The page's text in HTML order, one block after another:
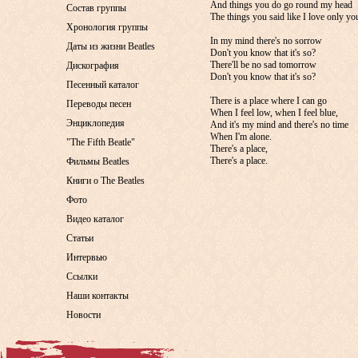
And things you do go round my head
The things you said like I love only
In my mind there's no sorrow
Don't you know that it's so?
There'll be no sad tomorrow
Don't you know that it's so?
There is a place where I can go
When I feel low, when I feel blue,
And it's my mind and there's no time
When I'm alone.
There's a place,
There's a place.
Состав группы
Хронология группы
Даты из жизни Beatles
Дискография
Песенный каталог
Переводы песен
Энциклопедия
"The Fifth Beatle"
Фильмы Beatles
Книги о The Beatles
Фото
Видео каталог
Статьи
Интервью
Ссылки
Наши контакты
Новости